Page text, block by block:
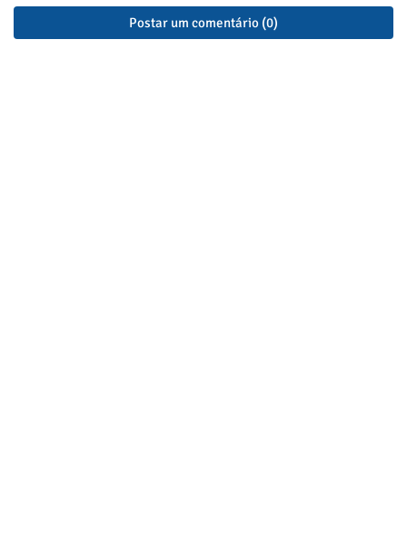
Postar um comentário (0)